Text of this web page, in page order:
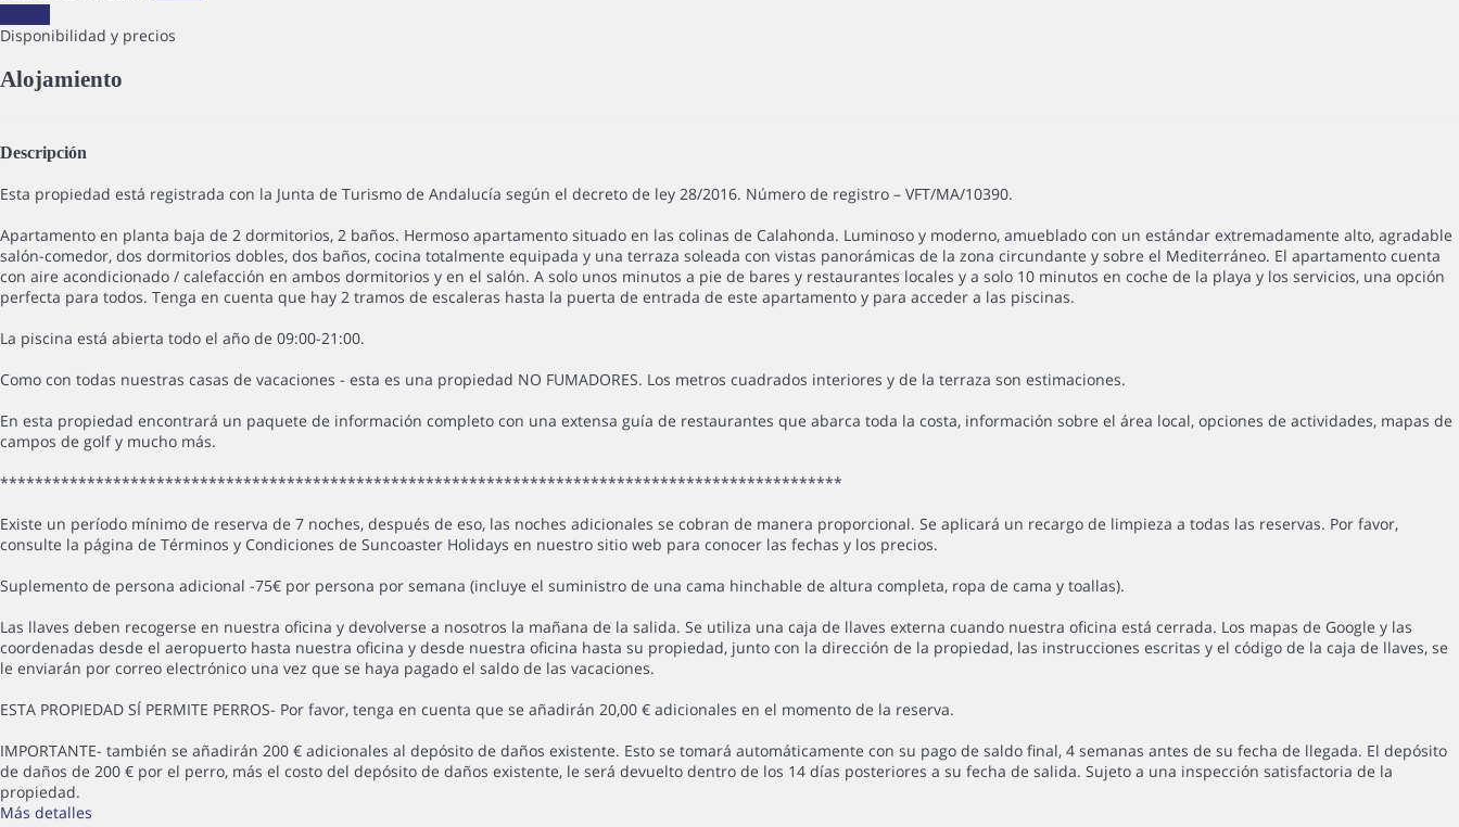
Disponibilidad y precios
Alojamiento
Descripción
Esta propiedad está registrada con la Junta de Turismo de Andalucía según el decreto de ley 28/2016. Número de registro – VFT/MA/10390.
Apartamento en planta baja de 2 dormitorios, 2 baños. Hermoso apartamento situado en las colinas de Calahonda. Luminoso y moderno, amueblado con un estándar extremadamente alto, agradable
salón-comedor, dos dormitorios dobles, dos baños, cocina totalmente equipada y una terraza soleada con vistas panorámicas de la zona circundante y sobre el Mediterráneo. El apartamento cuenta
con aire acondicionado / calefacción en ambos dormitorios y en el salón. A solo unos minutos a pie de bares y restaurantes locales y a solo 10 minutos en coche de la playa y los servicios, una opción
perfecta para todos. Tenga en cuenta que hay 2 tramos de escaleras hasta la puerta de entrada de este apartamento y para acceder a las piscinas.
La piscina está abierta todo el año de 09:00-21:00.
Como con todas nuestras casas de vacaciones - esta es una propiedad NO FUMADORES. Los metros cuadrados interiores y de la terraza son estimaciones.
En esta propiedad encontrará un paquete de información completo con una extensa guía de restaurantes que abarca toda la costa, información sobre el área local, opciones de actividades, mapas de
campos de golf y mucho más.
*************************************************************************************************
Existe un período mínimo de reserva de 7 noches, después de eso, las noches adicionales se cobran de manera proporcional. Se aplicará un recargo de limpieza a todas las reservas. Por favor,
consulte la página de Términos y Condiciones de Suncoaster Holidays en nuestro sitio web para conocer las fechas y los precios.
Suplemento de persona adicional -75€ por persona por semana (incluye el suministro de una cama hinchable de altura completa, ropa de cama y toallas).
Las llaves deben recogerse en nuestra oficina y devolverse a nosotros la mañana de la salida. Se utiliza una caja de llaves externa cuando nuestra oficina está cerrada. Los mapas de Google y las
coordenadas desde el aeropuerto hasta nuestra oficina y desde nuestra oficina hasta su propiedad, junto con la dirección de la propiedad, las instrucciones escritas y el código de la caja de llaves, se
le enviarán por correo electrónico una vez que se haya pagado el saldo de las vacaciones.
ESTA PROPIEDAD SÍ PERMITE PERROS- Por favor, tenga en cuenta que se añadirán 20,00 € adicionales en el momento de la reserva.
IMPORTANTE- también se añadirán 200 € adicionales al depósito de daños existente. Esto se tomará automáticamente con su pago de saldo final, 4 semanas antes de su fecha de llegada. El depósito
de daños de 200 € por el perro, más el costo del depósito de daños existente, le será devuelto dentro de los 14 días posteriores a su fecha de salida. Sujeto a una inspección satisfactoria de la
propiedad.
Más detalles